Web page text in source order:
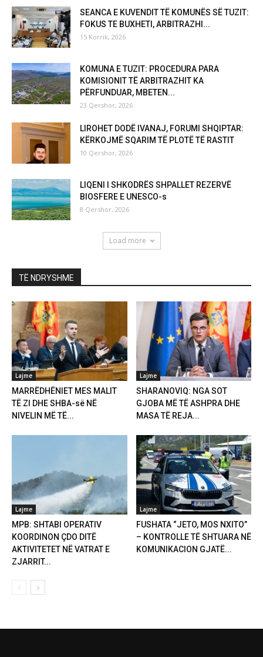
SEANCA E KUVENDIT TË KOMUNËS SË TUZIT:
FOKUS TE BUXHETI, ARBITRAZHI...
15 Korrik, 2026
KOMUNA E TUZIT: PROCEDURA PARA
KOMISIONIT TË ARBITRAZHIT KA
PËRFUNDUAR, MBETEN...
23 Qershor, 2026
LIROHET DODË IVANAJ, FORUMI SHQIPTAR:
KËRKOJMË SQARIM TË PLOTË TË RASTIT
10 Qershor, 2026
LIQENI I SHKODRËS SHPALLET REZERVË
BIOSFERE E UNESCO-s
8 Qershor, 2026
Load more
TË NDRYSHME
Lajme
MARRËDHËNIET MES MALIT
TË ZI DHE SHBA-së NË
NIVELIN MË TË...
Lajme
SHARANOVIQ: NGA SOT
GJOBA MË TË ASHPRA DHE
MASA TË REJA...
Lajme
MPB: SHTABI OPERATIV
KOORDINON ÇDO DITË
AKTIVITETET NË VATRAT E
ZJARRIT...
Lajme
FUSHATA “JETO, MOS NXITO”
– KONTROLLE TË SHTUARA NË
KOMUNIKACION GJATË...